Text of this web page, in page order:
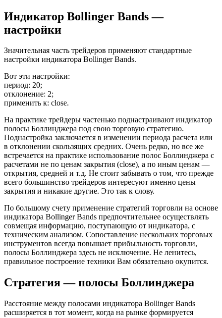
Индикатор Bollinger Bands —
настройки
Значительная часть трейдеров применяют стандартные
настройки индикатора Bollinger Bands.
Вот эти настройки:
период: 20;
отклонение: 2;
применить к: close.
На практике трейдеры частенько поднастраивают индикатор
полосы Боллинджера под свою торговую стратегию.
Поднастройка заключается в изменении периода расчета или
в отклонении скользящих средних. Очень редко, но все же
встречается на практике использование полос Боллинджера с
расчетами не по ценам закрытия (close), а по иным ценам —
открытия, средней и т.д. Не стоит забывать о том, что прежде
всего большинство трейдеров интересуют именно цены
закрытия и никакие другие. Это так к слову.
По большому счету применение стратегий торговли на основе
индикатора Bollinger Bands предпочтительнее осуществлять
совмещая информацию, поступающую от индикатора, с
техническим анализом. Сопоставление нескольких торговых
инструментов всегда повышает прибыльность торговли,
полосы Боллинджера здесь не исключение. Не ленитесь,
правильное построение техники Вам обязательно окупится.
Стратегия — полосы Боллинджера
Расстояние между полосами индикатора Bollinger Bands
расширяется в тот момент, когда на рынке формируется